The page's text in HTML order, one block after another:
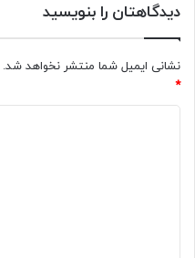
دیدگاهتان را بنویسید
نشانی ایمیل شما منتشر نخواهد شد.
*